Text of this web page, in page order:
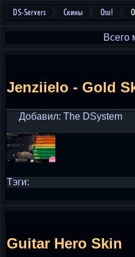
DS-Servers Скины Osu!
Всего
Jenziielo - Gold
Добавил: The DSystem
Тэги:
Guitar Hero Skin